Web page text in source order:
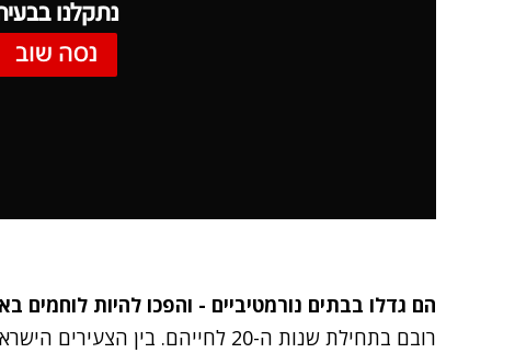
נתקלנו
נסה שוב
הם גדלו בבתים נורמטיביים - והפכו להיות לוחמים
רובם בתחילת שנות ה-20 לחייהם. בין